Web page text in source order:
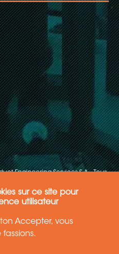
sur ce site pour
utilisateur
Accepter, vous
Engineering Services S.A. - Tous
des données
de ventes